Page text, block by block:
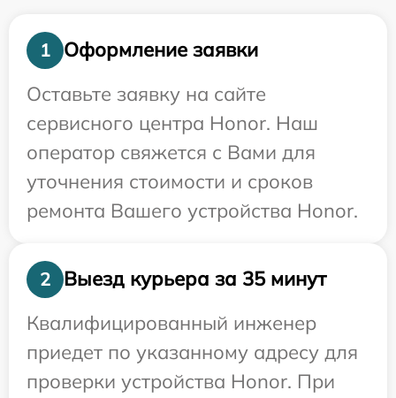
1
Оформление заявки
Оставьте заявку на сайте
сервисного центра Honor. Наш
оператор свяжется с Вами для
уточнения стоимости и сроков
ремонта Вашего устройства Honor.
2
Выезд курьера за 35 минут
Квалифицированный инженер
приедет по указанному адресу для
проверки устройства Honor. При